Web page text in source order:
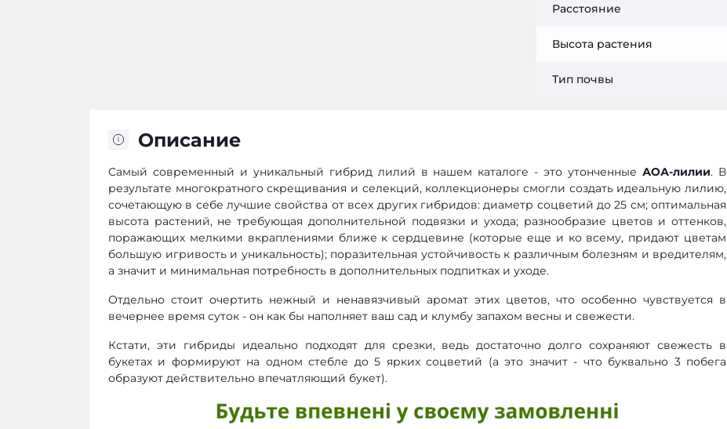
Расстояние
Высота растения
Тип почвы
Описание
Самый современный и уникальный гибрид лилий в нашем каталоге - это утонченныеАОА-лилии. В
результате многократного скрещивания и селекций, коллекционеры смогли создать идеальную лилию,
сочетающую в себе лучшие свойства от всех других гибридов: диаметр соцветий до 25 см; оптимальная
высота растений, не требующая дополнительной подвязки и ухода; разнообразие цветов и оттенков,
поражающих мелкими вкраплениями ближе к сердцевине (которые еще и ко всему, придают цветам
большую игривость и уникальность); поразительная устойчивость к различным болезням и вредителям,
а значит и минимальная потребность в дополнительных подпитках и уходе.
Отдельно стоит очертить нежный и ненавязчивый аромат этих цветов, что особенно чувствуется в
вечернее время суток - он как бы наполняет ваш сад и клумбу запахом весны и свежести.
Кстати, эти гибриды идеально подходят для срезки, ведь достаточно долго сохраняют свежесть в
букетах и формируют на одном стебле до 5 ярких соцветий (а это значит - что буквально 3 побега
образуют действительно впечатляющий букет).